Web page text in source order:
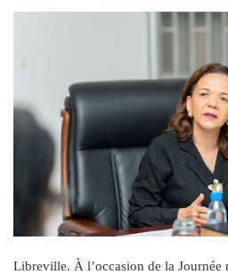
Libreville. À l’occasion de la Journée